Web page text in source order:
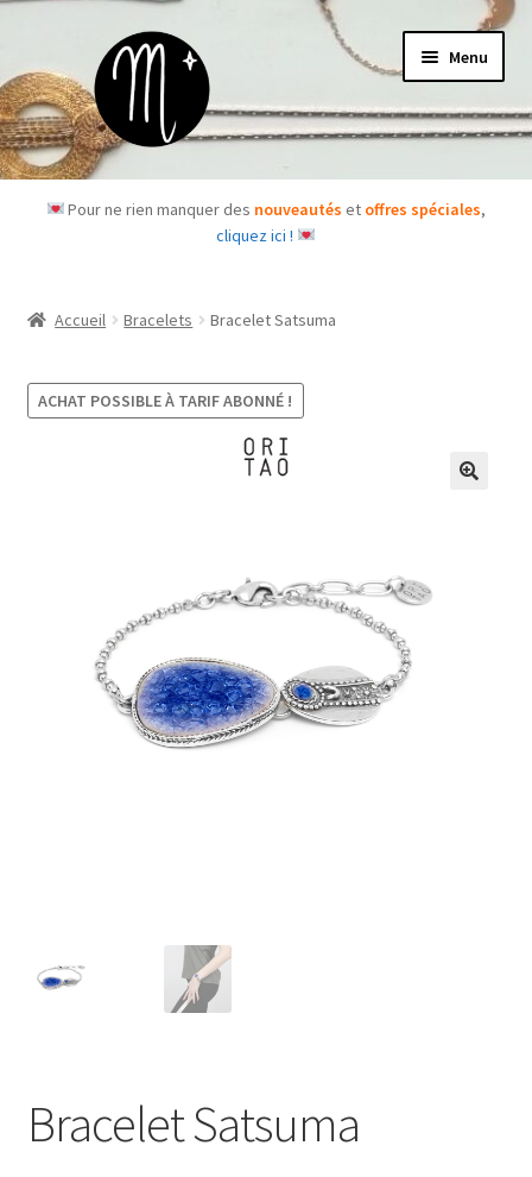
à
la
navigation
au
contenu
Menu
Accueil
Mon compte
Ma Wishlist
Pour ne rien manquer des nouveautéset offres spéciales,
cliquez ici !
Accueil Bracelets Bracelet Satsuma
ACHAT POSSIBLE À TARIF ABONNÉ !
Bracelet Satsuma